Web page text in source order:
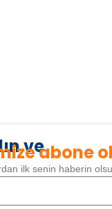
veabone
ilk senin haberin